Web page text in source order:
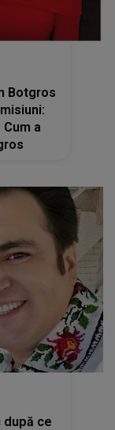
Botgros
a
după ce